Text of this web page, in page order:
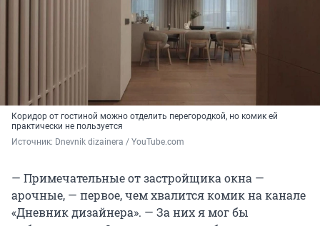
Коридор от гостиной можно отделить перегородкой, но комик ей
практически не пользуется
Источник: Dnevnik dizainera / YouTube.com
— Примечательные от застройщика окна —
арочные, — первое, чем хвалится комик на канале
«Дневник дизайнера». — За них я мог бы